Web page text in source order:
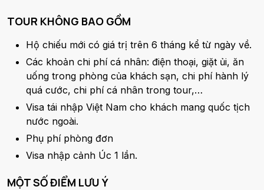
TOUR KHÔNG BAO GỒM
Hộ chiếu mới có giá trị trên 6 tháng kể từ ngày về.
Các khoản chi phí cá nhân: điện thoại, giặt ủi, ăn
uống trong phòng của khách sạn, chi phí hành lý
quá cước, chi phí cá nhân trong tour,…
Visa tái nhập Việt Nam cho khách mang quốc tịch
nước ngoài.
Phụ phí phòng đơn
Visa nhập cảnh Úc 1 lần.
MỘT SỐ ĐIỂM LƯU Ý